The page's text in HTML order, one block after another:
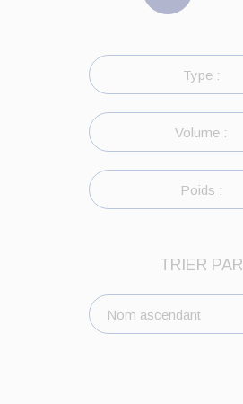
Type :
Volume :
Poids :
TRIER PAR